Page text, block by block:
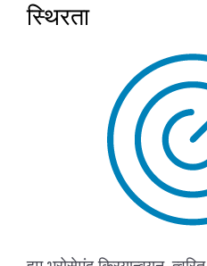
स्थिरता